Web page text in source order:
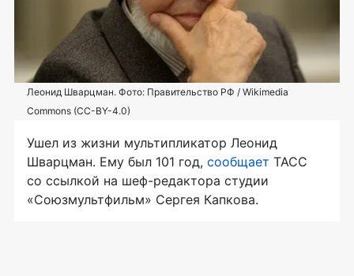
Леонид Шварцман. Фото: Правительство РФ / Wikimedia
Commons (CC-BY-4.0)
Ушел из жизни мультипликатор Леонид
Шварцман. Ему был 101 год, сообщает ТАСС
со ссылкой на шеф-редактора студии
«Союзмультфильм» Сергея Капкова.